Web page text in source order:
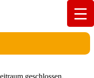
geschlossen.